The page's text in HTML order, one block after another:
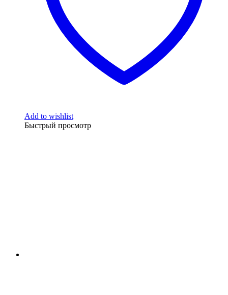
Add to wishlist
Быстрый просмотр